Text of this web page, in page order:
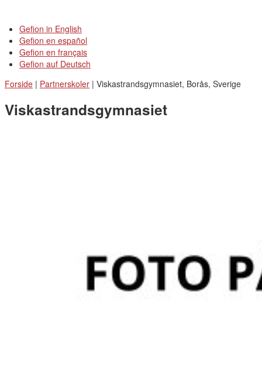
Gefion in English
Gefion en español
Gefion en français
Gefion auf Deutsch
Forside | Partnerskoler | Viskastrandsgymnasiet, Borås, Sverige
Viskastrandsgymnasiet